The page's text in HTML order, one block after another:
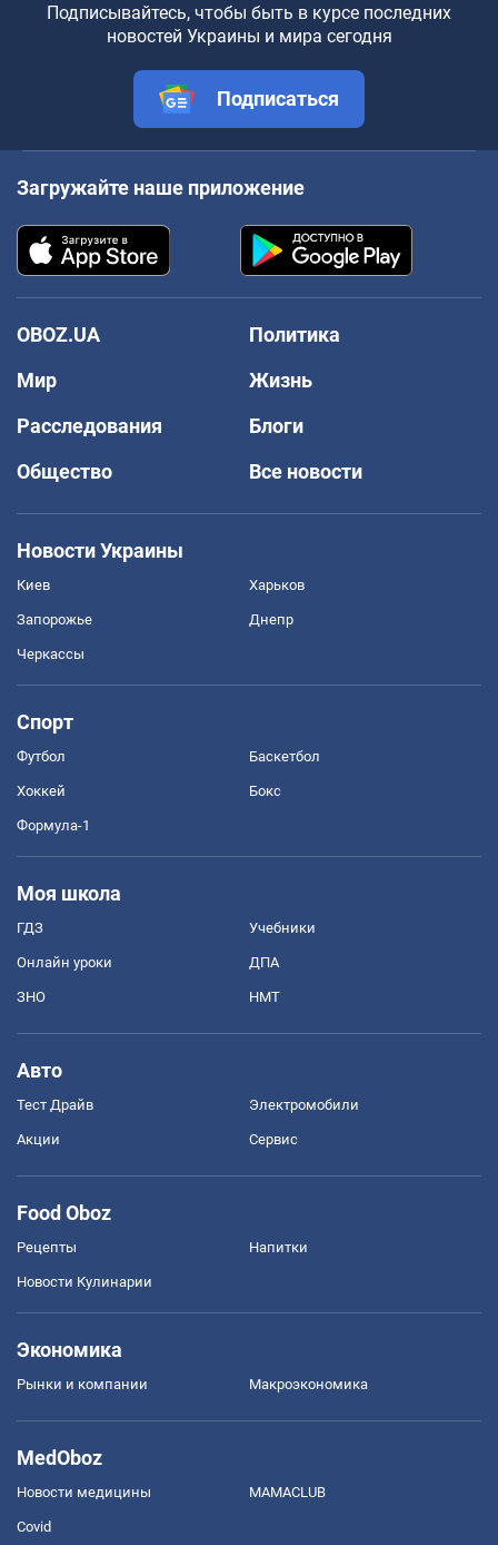
Подписывайтесь, чтобы быть в курсе последних
новостей Украины и мира сегодня
Подписаться
Загружайте наше приложение
OBOZ.UA
Политика
Мир
Жизнь
Расследования
Блоги
Общество
Все новости
Новости Украины
Киев Харьков
Запорожье Днепр
Черкассы
Спорт
Футбол Баскетбол
Хоккей Бокс
Формула-1
Моя школа
ГДЗ Учебники
Онлайн уроки ДПА
ЗНО НМТ
Авто
Тест Драйв Электромобили
Акции Сервис
Food Oboz
Рецепты Напитки
Новости Кулинарии
Экономика
Рынки и компании Mакроэкономика
MedOboz
Новости медицины MAMACLUB
Covid